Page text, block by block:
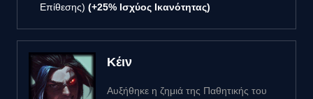
Επίθεσης) (+25% Ισχύος Ικανότητας)
Κέιν
Αυξήθηκε η ζημιά της Παθητικής του